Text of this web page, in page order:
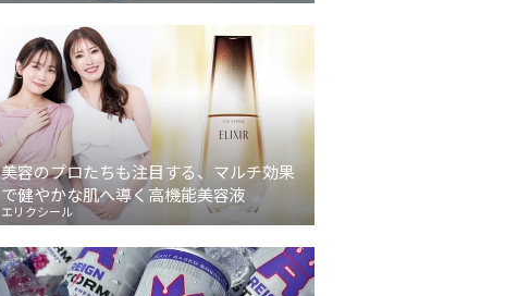
美容のプロたちも注目する、マルチ効果
で健やかな肌へ導く高機能美容液
エリクシール